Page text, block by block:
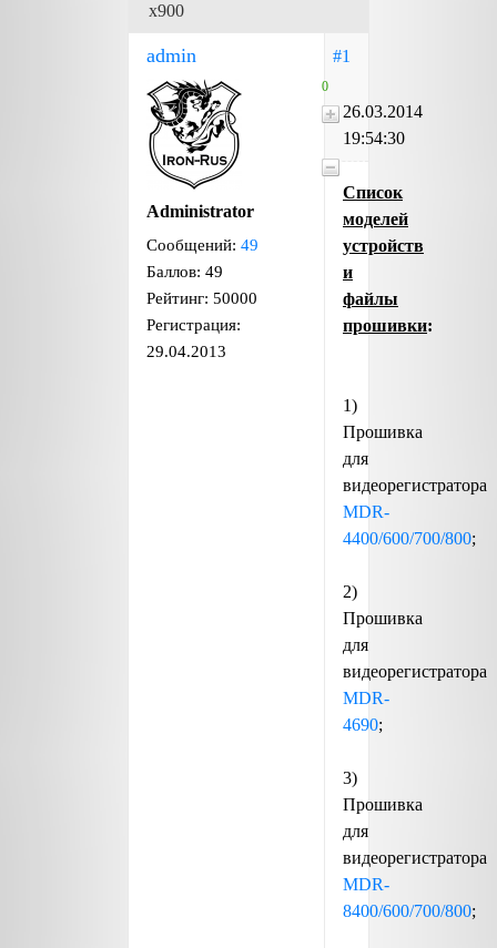
x900
admin
Administrator
Сообщений: 49
Баллов: 49
Рейтинг: 50000
Регистрация:
29.04.2013
#1
0
26.03.2014
19:54:30
Список
моделей
устройств
и
файлы
прошивки:
1)
Прошивка
для
видеорегистратора
MDR-
4400/600/700/800;
2)
Прошивка
для
видеорегистратора
MDR-
4690;
3)
Прошивка
для
видеорегистратора
MDR-
8400/600/700/800;